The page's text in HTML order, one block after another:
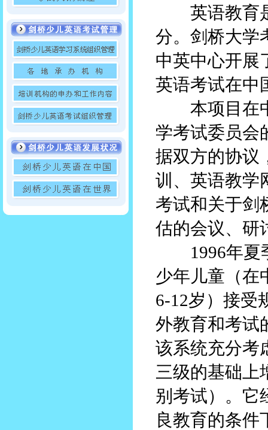
英语教育是
分。剑桥大学
中英中心开展
英语考试在中
本项目在中
学考试委员会
据双方的协议
训、英语教学
考试和关于剑
估的会议、研
1996年夏季
少年儿童（在
6-12岁）接受
外教育和考试
该系统充分考
三级的基础上
别考试）。它
良教育的条件